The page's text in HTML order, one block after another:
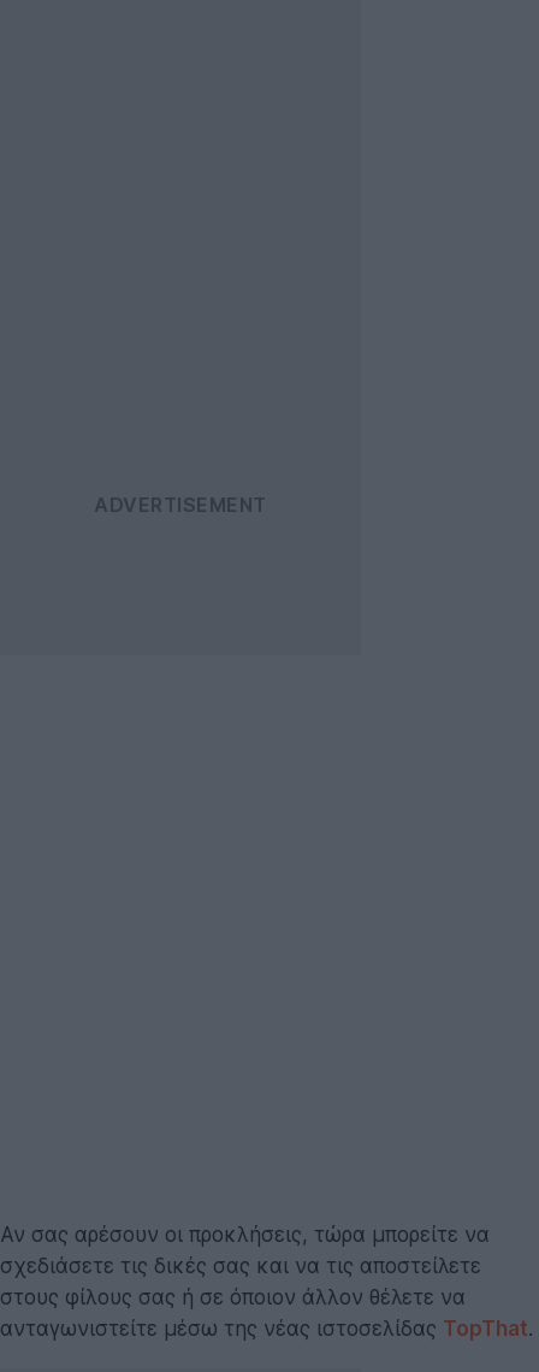
Αν σας αρέσουν οι προκλήσεις, τώρα μπορείτε να
σχεδιάσετε τις δικές σας και να τις αποστείλετε
στους φίλους σας ή σε όποιον άλλον θέλετε να
ανταγωνιστείτε μέσω της νέας ιστοσελίδας TopThat.